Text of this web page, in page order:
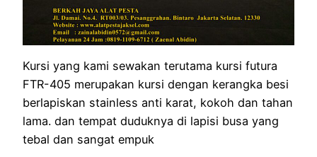
Kursi yang kami sewakan terutama kursi futura
FTR-405 merupakan kursi dengan kerangka besi
berlapiskan stainless anti karat, kokoh dan tahan
lama. dan tempat duduknya di lapisi busa yang
tebal dan sangat empuk